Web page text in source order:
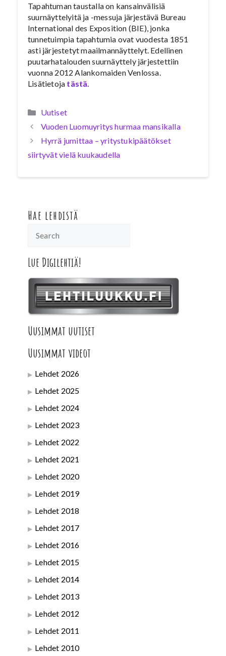
Tapahtuman taustalla on kansainvälisiä
suurnäyttelyitä ja -messuja järjestävä Bureau
International des Exposition (BIE), jonka
tunnetuimpia tapahtumia ovat vuodesta 1851
asti järjestetyt maailmannäyttelyt. Edellinen
puutarhatalouden suurnäyttely järjestettiin
vuonna 2012 Alankomaiden Venlossa.
Lisätietoja tästä.
Kategoriat
Uutiset
Vuoden Luomuyritys hurmaa mansikalla
Hyrrä jumittaa – yritystukipäätökset
siirtyvät vielä kuukaudella
Hae lehdistä
Lue Digilehtiä!
Uusimmat uutiset
Uusimmat videot
Lehdet 2026
Lehdet 2025
Lehdet 2024
Lehdet 2023
Lehdet 2022
Lehdet 2021
Lehdet 2020
Lehdet 2019
Lehdet 2018
Lehdet 2017
Lehdet 2016
Lehdet 2015
Lehdet 2014
Lehdet 2013
Lehdet 2012
Lehdet 2011
Lehdet 2010